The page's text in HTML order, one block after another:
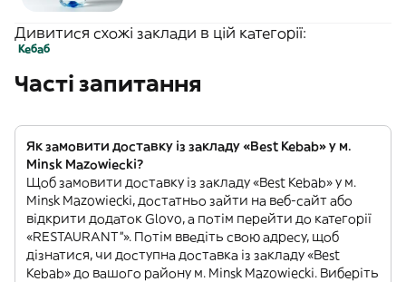
Дивитися схожі заклади в цій категорії:
Кебаб
Часті запитання
Як замовити доставку із закладу «Best Kebab» у м.
Minsk Mazowiecki?
Щоб замовити доставку із закладу «Best Kebab» у м.
Minsk Mazowiecki, достатньо зайти на веб-сайт або
відкрити додаток Glovo, а потім перейти до категорії
«RESTAURANT”». Потім введіть свою адресу, щоб
дізнатися, чи доступна доставка із закладу «Best
Kebab» до вашого району м. Minsk Mazowiecki. Виберіть